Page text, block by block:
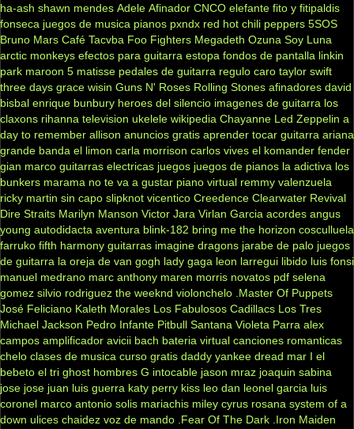
ha-ash shawn mendes Adele Afinador CNCO elefante fito y fitipaldis
fonseca juegos de musica pianos pxndx red hot chili peppers 5SOS
Bruno Mars Café Tacvba Foo Fighters Megadeth Ozuna Soy Luna
arctic monkeys efectos para guitarra estopa fondos de pantalla linkin
park maroon 5 matisse pedales de guitarra regulo caro taylor swift
three days grace wisin Guns N' Roses Rolling Stones afinadores david
bisbal enrique bunbury heroes del silencio imagenes de guitarra los
claxons rihanna television ukelele wikipedia Chayanne Led Zeppelin a
day to remember allison anuncios gratis aprender tocar guitarra ariana
grande banda el limon carla morrison carlos vives el komander fender
gian marco guitarras electricas juegos juegos de pianos la adictiva los
bunkers marama no te va a gustar piano virtual remmy valenzuela
ricky martin sin capo slipknot vicentico Creedence Clearwater Revival
Dire Straits Marilyn Manson Victor Jara Virlan Garcia acordes angus
young autodidacta aventura blink-182 bring me the horizon cosculluela
farruko fifth harmony guitarras imagine dragons jarabe de palo juegos
de guitarra la oreja de van gogh lady gaga leon larregui libido luis fonsi
manuel medrano marc anthony maren morris novatos pdf selena
gomez silvio rodriguez the weeknd violonchelo .Master Of Puppets
José Feliciano Kaleth Morales Los Fabulosos Cadillacs Los Tres
Michael Jackson Pedro Infante Pitbull Santana Violeta Parra alex
campos amplificador avicii bach bateria virtual canciones romanticas
chelo clases de musica curso gratis daddy yankee dread mar I el
bebeto el tri ghost hombres G intocable jason mraz joaquin sabina
jose jose juan luis guerra katy perry kiss leo dan leonel garcia luis
coronel marco antonio solis mariachis miley cyrus rosana system of a
down ulices chaidez voz de mando .Fear Of The Dark .Iron Maiden